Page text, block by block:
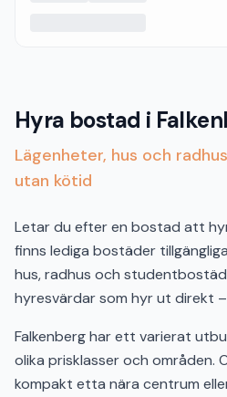
Hyra bostad i
Lägenheter, hus och
utan kötid
Letar du efter en bostad att
finns lediga bostäder
hus, radhus och
hyresvärdar som hyr ut direkt
Falkenberg har ett varierat
olika prisklasser och områden.
kompakt etta nära centrum